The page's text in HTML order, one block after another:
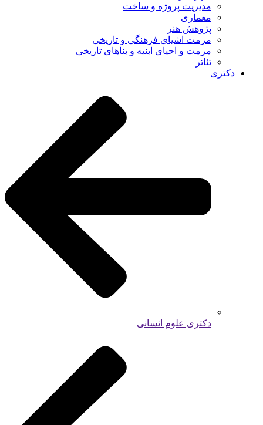
مدیریت پروژه و ساخت
معماری
پژوهش هنر
مرمت اشیای فرهنگی و تاریخی
مرمت و احیای ابنیه و بناهای تاریخی
تئاتر
دکتری
دکتری علوم انسانی